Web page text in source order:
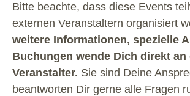
Bitte beachte, dass diese Events
externen Veranstaltern organisiert
weitere Informationen, spezielle
Buchungen wende Dich direkt an
Veranstalter. Sie sind Deine
beantworten Dir gerne alle Fragen